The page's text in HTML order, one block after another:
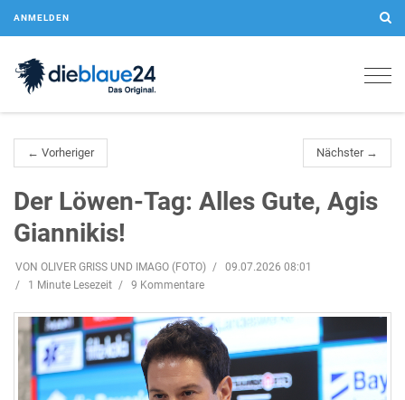
ANMELDEN
← Vorheriger Nächster →
Der Löwen-Tag: Alles Gute, Agis
Giannikis!
VON OLIVER GRISS UND IMAGO (FOTO)
09.07.2026 08:01
1 Minute Lesezeit
9 Kommentare